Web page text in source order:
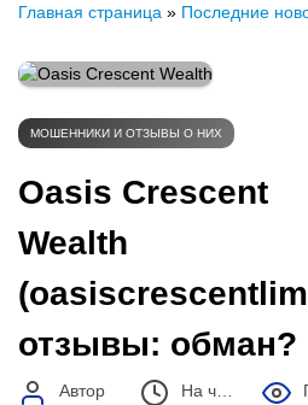
Главная страница » Последние
МОШЕННИКИ И ОТЗЫВЫ О НИХ
Oasis Crescent
Wealth
отзывы: обман?
Автор